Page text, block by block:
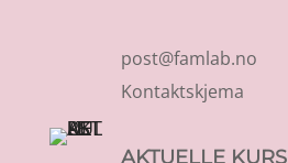
post@famlab.no
Kontaktskjema
AKTUELLE KURS